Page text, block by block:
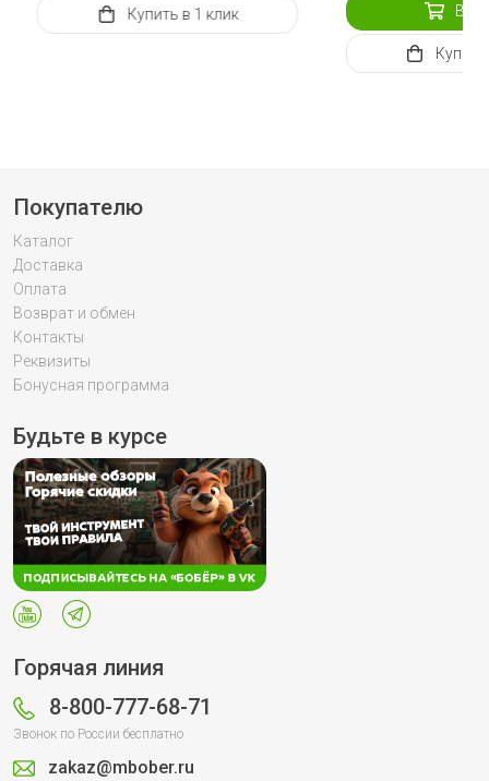
Купить в 1 клик В
Купить
Покупателю
Каталог
Доставка
Оплата
Возврат и обмен
Контакты
Реквизиты
Бонусная программа
Будьте в курсе
Горячая линия
8-800-777-68-71
Звонок по России бесплатно
zakaz@mbober.ru